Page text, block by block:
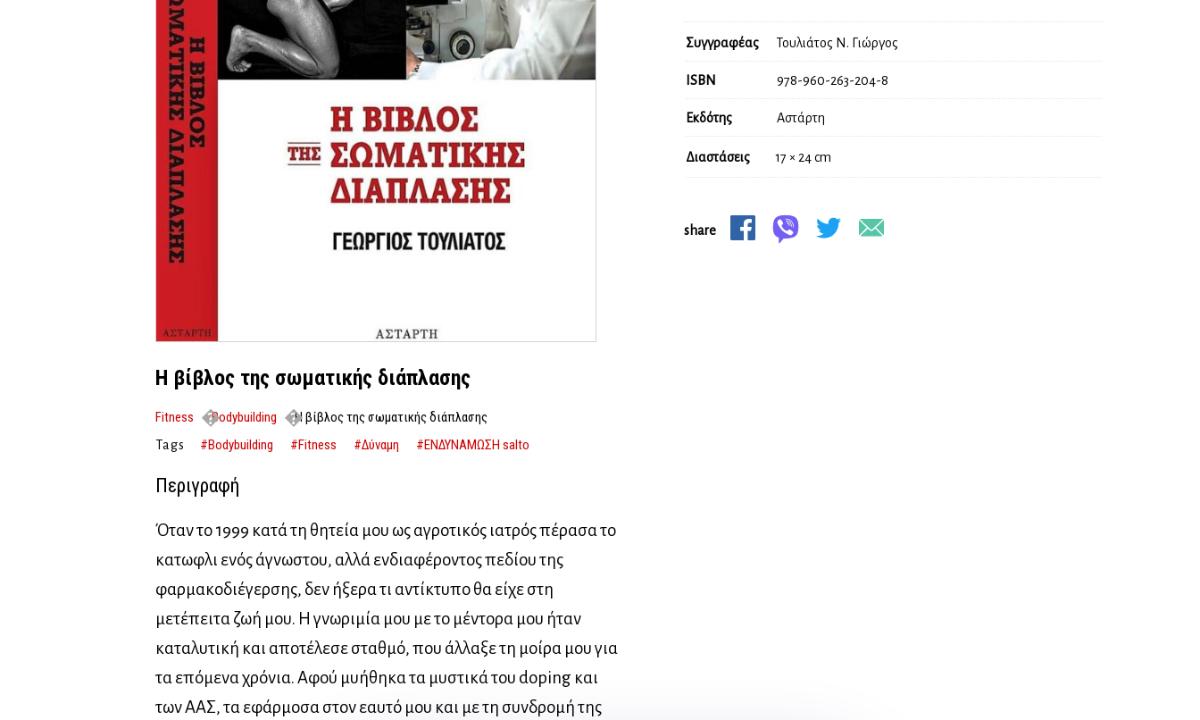
Διαστάσεις 17 × 24 cm
Συγγραφέας Τουλιάτος Ν. Γιώργος
ISBN 978-960-263-204-8
Εκδότης Αστάρτη
share
Η βίβλος της σωματικής διάπλασης
Fitness Bodybuilding Η βίβλος της σωματικής διάπλασης
Tags #Bodybuilding #Fitness #Δύναμη #ΕΝΔΥΝΑΜΩΣΗ salto
Περιγραφή
Όταν το 1999 κατά τη θητεία μου ως αγροτικός ιατρός πέρασα το
κατωφλι ενός άγνωστου, αλλά ενδιαφέροντος πεδίου της
φαρμακοδιέγερσης, δεν ήξερα τι αντίκτυπο θα είχε στη
μετέπειτα ζωή μου. Η γνωριμία μου με το μέντορα μου ήταν
καταλυτική και αποτέλεσε σταθμό, που άλλαξε τη μοίρα μου για
τα επόμενα χρόνια. Αφού μυήθηκα τα μυστικά του doping και
των ΑΑΣ, τα εφάρμοσα στον εαυτό μου και με τη συνδρομή της